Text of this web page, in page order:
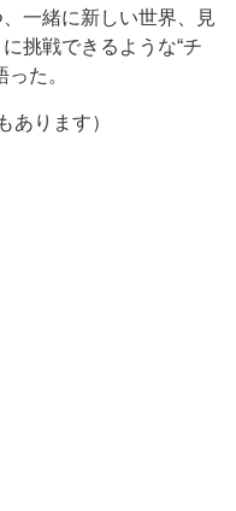
一緒に新しい世界、見
挑戦できるような“チ
た。
あります）